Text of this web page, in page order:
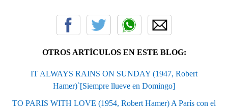
OTROS ARTÍCULOS EN ESTE BLOG:
IT ALWAYS RAINS ON SUNDAY (1947, Robert
Hamer)`[Siempre llueve en Domingo]
TO PARIS WITH LOVE (1954, Robert Hamer) A París con el